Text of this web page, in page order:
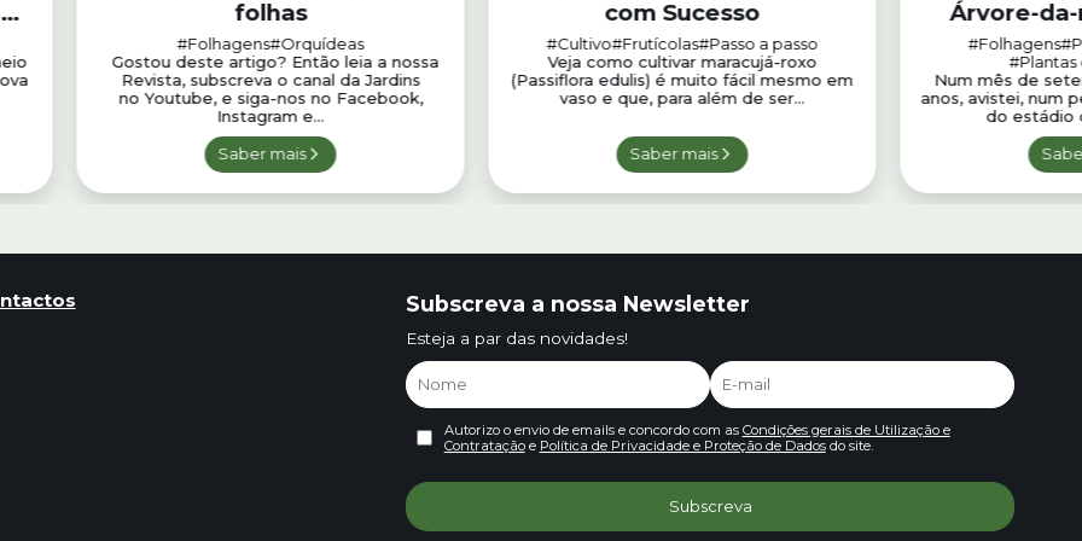
folhas
#Folhagens#Orquídeas
Gostou deste artigo? Então leia a nossa
Revista, subscreva o canal da Jardins
no Youtube, e siga-nos no Facebook,
Instagram e...
Saber mais
com Sucesso
#Cultivo#Frutícolas#Passo a passo
Veja como cultivar maracujá-roxo
(Passiflora edulis) é muito fácil mesmo em
vaso e que, para além de ser...
Saber mais
Árvore-
#Folhagens
#Plantas
Num mês de
anos, avistei, num
do estádio
Subscreva a nossa Newsletter
Esteja a par das novidades!
Autorizo o envio de emails e concordo com as Condições gerais de Utilização e
Contrataçãoe Política de Privacidade e Proteção de Dadosdo site.